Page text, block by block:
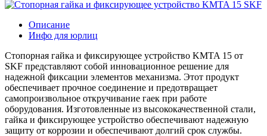
Описание
Инфо для юрлиц
Стопорная гайка и фиксирующее устройство KMTA 15 от
SKF представляют собой инновационное решение для
надежной фиксации элементов механизма. Этот продукт
обеспечивает прочное соединение и предотвращает
самопроизвольное откручивание гаек при работе
оборудования. Изготовленные из высококачественной стали,
гайка и фиксирующее устройство обеспечивают надежную
защиту от коррозии и обеспечивают долгий срок службы.